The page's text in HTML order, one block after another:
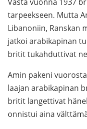
tarpeekseen. Mutta
Libanoniin, Ranskan
jatkoi arabikapinan
britit tukahduttivat
Amin pakeni
laajan arabikapinan
britit langettivat
onnistui aina